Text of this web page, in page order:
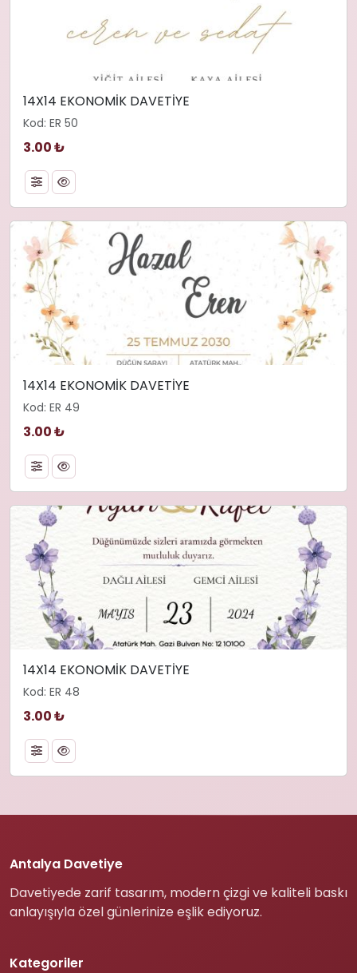
14X14 EKONOMİK DAVETİYE
Kod: ER 50
3.00 ₺
14X14 EKONOMİK DAVETİYE
Kod: ER 49
3.00 ₺
14X14 EKONOMİK DAVETİYE
Kod: ER 48
3.00 ₺
Antalya Davetiye
Davetiyede zarif tasarım, modern çizgi ve kaliteli baskı
anlayışıyla özel günlerinize eşlik ediyoruz.
Kategoriler